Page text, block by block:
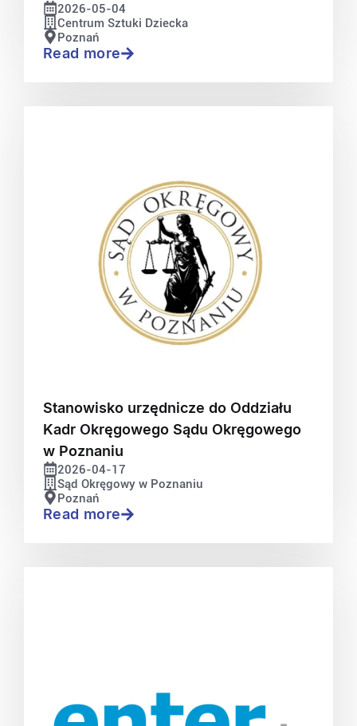
2026-05-04
Centrum Sztuki Dziecka
Poznań
Read more
Stanowisko urzędnicze do Oddziału
Kadr Okręgowego Sądu Okręgowego
w Poznaniu
2026-04-17
Sąd Okręgowy w Poznaniu
Poznań
Read more